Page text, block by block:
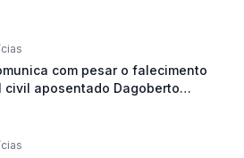
com pesar o falecimento
civil aposentado Dagoberto